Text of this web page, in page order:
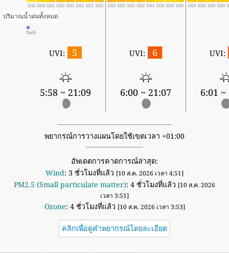
1018 1019 1021 1022 1022 1021 1021 1022 1023 1022 1022 1022 1021 1019 1019 1020 1020 1020 1020 1020
ปริมาณน้ำฝนทั้งหมด
NaN
UVI: 5
5:58 ~ 21:09
UVI: 6
6:00 ~ 21:07
UVI:
6:01 ~
พยากรณ์การวางแผนโดยใช้เขตเวลา +01:00
อัพเดตการคาดการณ์ล่าสุด:
Wind: 3 ชั่วโมงที่แล้ว [10 ส.ค. 2026 เวลา 4:51]
PM2.5 (Small particulate matter): 4 ชั่วโมงที่แล้ว [10 ส.ค. 2026
เวลา 3:51]
Ozone: 4 ชั่วโมงที่แล้ว [10 ส.ค. 2026 เวลา 3:53]
คลิกเพื่อดูคำพยากรณ์โดยละเอียด